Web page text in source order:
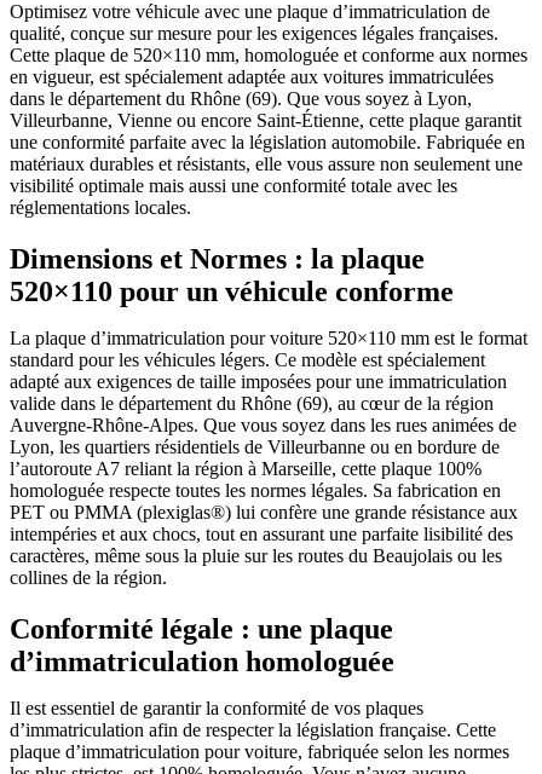
Optimisez votre véhicule avec une plaque d’immatriculation de
qualité, conçue sur mesure pour les exigences légales françaises.
Cette plaque de 520×110 mm, homologuée et conforme aux normes
en vigueur, est spécialement adaptée aux voitures immatriculées
dans le département du Rhône (69). Que vous soyez à Lyon,
Villeurbanne, Vienne ou encore Saint-Étienne, cette plaque garantit
une conformité parfaite avec la législation automobile. Fabriquée en
matériaux durables et résistants, elle vous assure non seulement une
visibilité optimale mais aussi une conformité totale avec les
réglementations locales.
Dimensions et Normes : la plaque
520×110 pour un véhicule conforme
La plaque d’immatriculation pour voiture 520×110 mm est le format
standard pour les véhicules légers. Ce modèle est spécialement
adapté aux exigences de taille imposées pour une immatriculation
valide dans le département du Rhône (69), au cœur de la région
Auvergne-Rhône-Alpes. Que vous soyez dans les rues animées de
Lyon, les quartiers résidentiels de Villeurbanne ou en bordure de
l’autoroute A7 reliant la région à Marseille, cette plaque 100%
homologuée respecte toutes les normes légales. Sa fabrication en
PET ou PMMA (plexiglas®) lui confère une grande résistance aux
intempéries et aux chocs, tout en assurant une parfaite lisibilité des
caractères, même sous la pluie sur les routes du Beaujolais ou les
collines de la région.
Conformité légale : une plaque
d’immatriculation homologuée
Il est essentiel de garantir la conformité de vos plaques
d’immatriculation afin de respecter la législation française. Cette
plaque d’immatriculation pour voiture, fabriquée selon les normes